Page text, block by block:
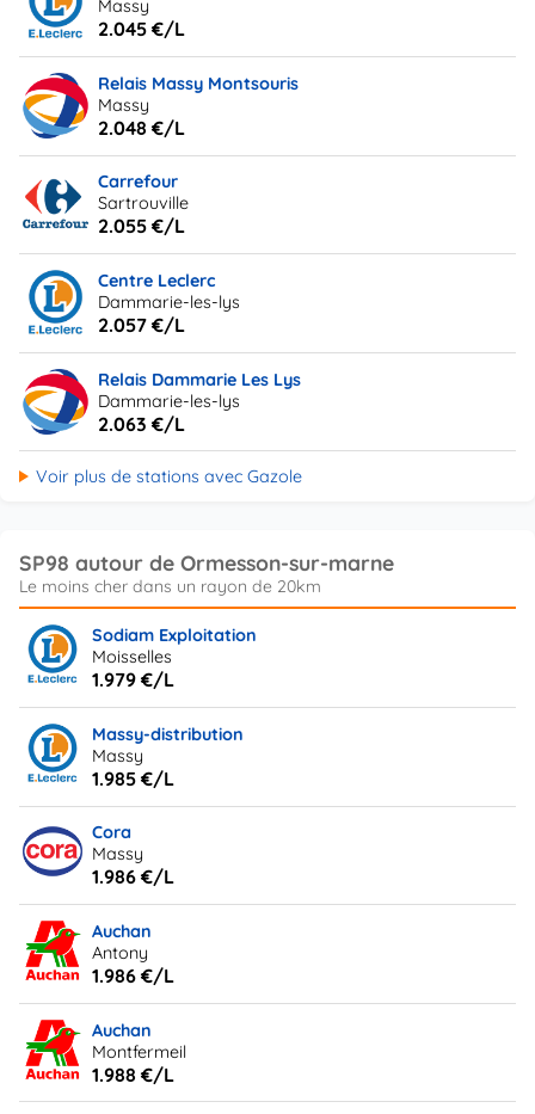
Massy
2.045 €/L
Relais Massy Montsouris
Massy
2.048 €/L
Carrefour
Sartrouville
2.055 €/L
Centre Leclerc
Dammarie-les-lys
2.057 €/L
Relais Dammarie Les Lys
Dammarie-les-lys
2.063 €/L
Voir plus de stations avec Gazole
SP98 autour de Ormesson-sur-marne
Sodiam Exploitation
Moisselles
1.979 €/L
Massy-distribution
Massy
1.985 €/L
Cora
Massy
1.986 €/L
Auchan
Antony
1.986 €/L
Auchan
Montfermeil
1.988 €/L